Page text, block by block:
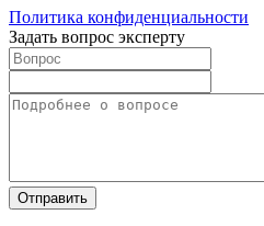
Политика конфиденциальности
Задать вопрос эксперту